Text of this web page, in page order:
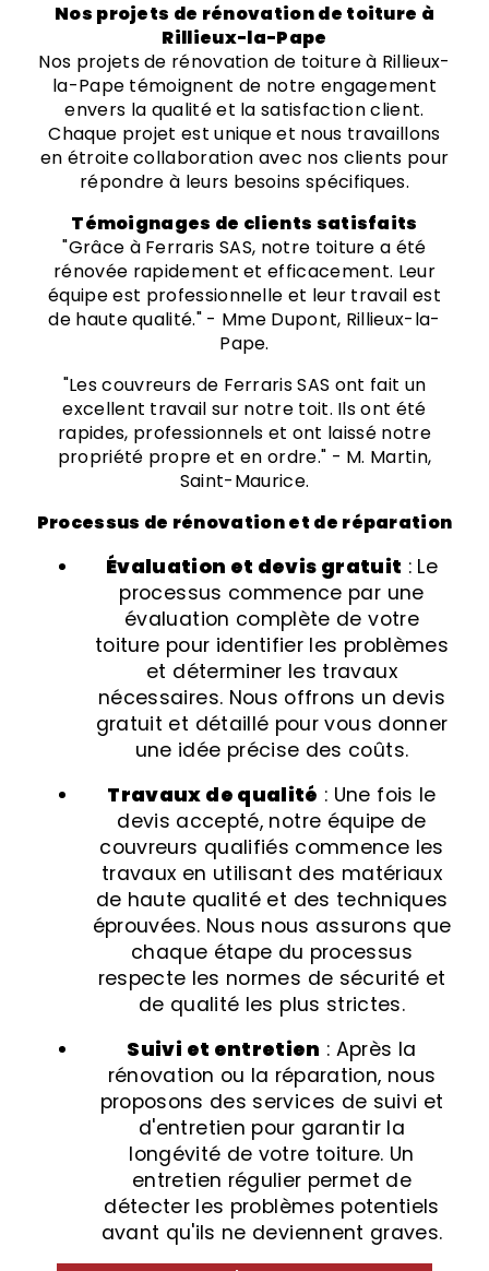
Nos projets de rénovation de toiture à
Rillieux-la-Pape
Nos projets de rénovation de toiture à Rillieux-
la-Pape témoignent de notre engagement
envers la qualité et la satisfaction client.
Chaque projet est unique et nous travaillons
en étroite collaboration avec nos clients pour
répondre à leurs besoins spécifiques.
Témoignages de clients satisfaits
"Grâce à Ferraris SAS, notre toiture a été
rénovée rapidement et efficacement. Leur
équipe est professionnelle et leur travail est
de haute qualité." - Mme Dupont, Rillieux-la-
Pape.
"Les couvreurs de Ferraris SAS ont fait un
excellent travail sur notre toit. Ils ont été
rapides, professionnels et ont laissé notre
propriété propre et en ordre." - M. Martin,
Saint-Maurice.
Processus de rénovation et de réparation
Évaluation et devis gratuit : Le
processus commence par une
évaluation complète de votre
toiture pour identifier les problèmes
et déterminer les travaux
nécessaires. Nous offrons un devis
gratuit et détaillé pour vous donner
une idée précise des coûts.
Travaux de qualité : Une fois le
devis accepté, notre équipe de
couvreurs qualifiés commence les
travaux en utilisant des matériaux
de haute qualité et des techniques
éprouvées. Nous nous assurons que
chaque étape du processus
respecte les normes de sécurité et
de qualité les plus strictes.
Suivi et entretien : Après la
rénovation ou la réparation, nous
proposons des services de suivi et
d'entretien pour garantir la
longévité de votre toiture. Un
entretien régulier permet de
détecter les problèmes potentiels
avant qu'ils ne deviennent graves.